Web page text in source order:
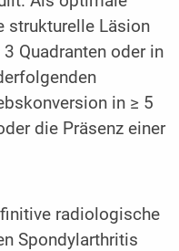
strukturelle Läsion
Quadranten oder in
in ≥ 5
die Präsenz einer
radiologische
Spondylarthritis